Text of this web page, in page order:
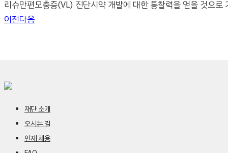
리슈만편모충증(VL) 진단시약 개발에 대한 통찰력을 얻을 것으로
이전다음
재단 소개
오시는 길
인재 채용